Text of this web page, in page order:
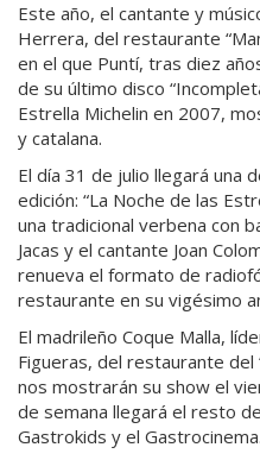
Este año, el cantante y
Herrera, del restaurante
en el que Puntí, tras diez
de su último disco
Estrella Michelin en 2007,
y catalana.
El día 31 de julio llegará una
edición: “La Noche de las
una tradicional verbena con
Jacas y el cantante Joan
renueva el formato de
restaurante en su vigésimo
El madrileño Coque Malla,
Figueras, del restaurante del
nos mostrarán su show el
de semana llegará el resto
Gastrokids y el Gastrocinema.